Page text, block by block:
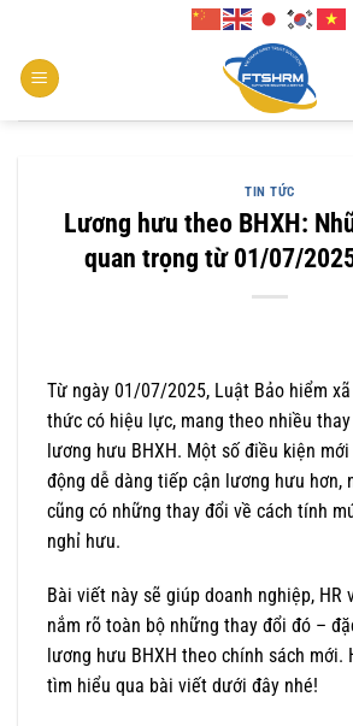
nội
dung
TIN TỨC
Lương hưu theo BHXH:
quan trọng từ 01/07/
Từ ngày 01/07/2025, Luật Bảo hiểm
thức có hiệu lực, mang theo nhiều
lương hưu BHXH. Một số điều kiện
động dễ dàng tiếp cận lương hưu hơn,
cũng có những thay đổi về cách tính
nghỉ hưu.
Bài viết này sẽ giúp doanh nghiệp, HR
nắm rõ toàn bộ những thay đổi đó –
lương hưu BHXH theo chính sách mới.
tìm hiểu qua bài viết dưới đây nhé!